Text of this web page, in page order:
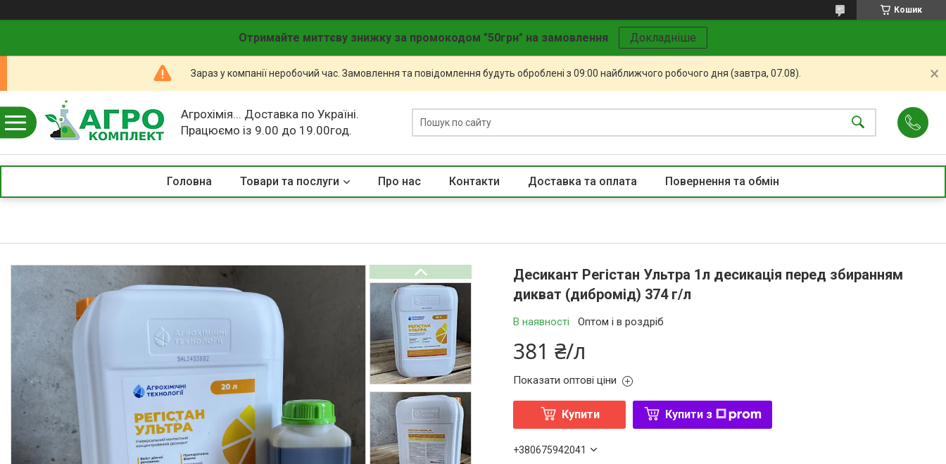
Кошик
Отримайте миттєву знижку за промокодом "50грн" на замовлення Докладніше
Зараз у компанії неробочий час. Замовлення та повідомлення будуть оброблені з 09:00 найближчого робочого дня (завтра, 07.08).
Агрохімія... Доставка по Україні.
Працюємо із 9.00 до 19.00год.
Головна Товари та послуги Про нас Контакти Доставка та оплата Повернення та обмін
Десикант Регістан Ультра 1л десикація перед збиранням
дикват (дибромід) 374 г/л
В наявності Оптом і в роздріб
381 ₴/л
Показати оптові ціни
Купити Купити з
+380675942041